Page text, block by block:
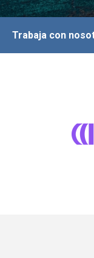
Trabaja con